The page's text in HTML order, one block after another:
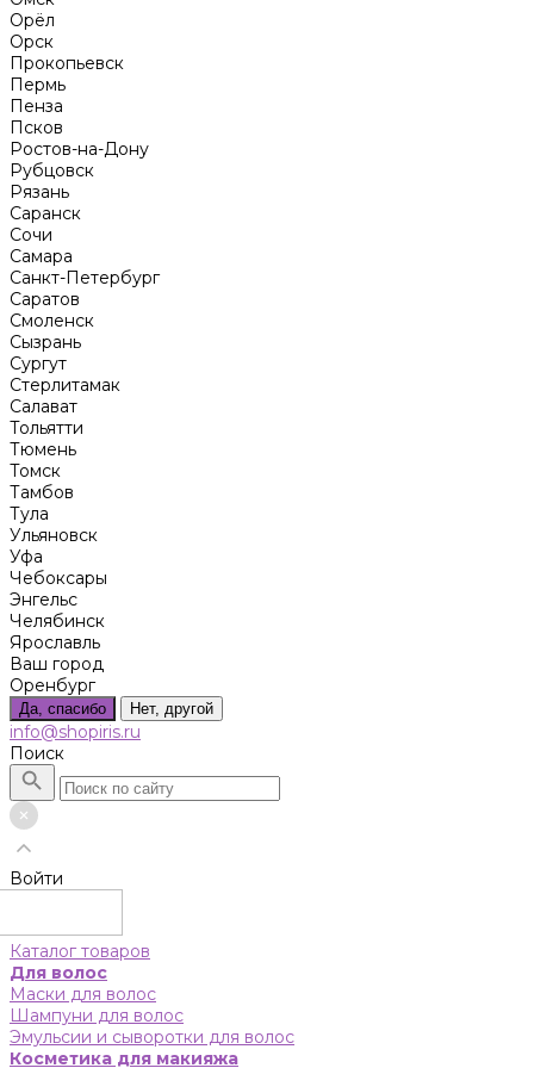
Орёл
Орск
Прокопьевск
Пермь
Пенза
Псков
Ростов-на-Дону
Рубцовск
Рязань
Саранск
Сочи
Самара
Санкт-Петербург
Саратов
Смоленск
Сызрань
Сургут
Стерлитамак
Салават
Тольятти
Тюмень
Томск
Тамбов
Тула
Ульяновск
Уфа
Чебоксары
Энгельс
Челябинск
Ярославль
Ваш город
Оренбург
Да, спасибо Нет, другой
info@shopiris.ru
Поиск
Войти
Каталог товаров
Для волос
Маски для волос
Шампуни для волос
Эмульсии и сыворотки для волос
Косметика для макияжа